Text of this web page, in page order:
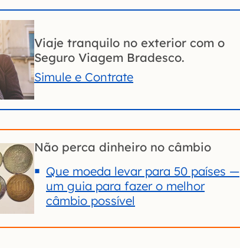
Viaje tranquilo no exterior com o
Seguro Viagem Bradesco.
Simule e Contrate
Não perca dinheiro no câmbio
Que moeda levar para 50 países —
um guia para fazer o melhor
câmbio possível